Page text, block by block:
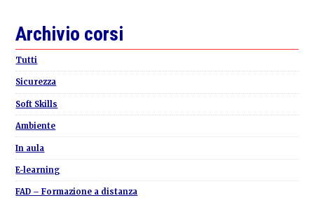
Primary
Sidebar
Archivio corsi
Tutti
Sicurezza
Soft Skills
Ambiente
In aula
E-learning
FAD – Formazione a distanza